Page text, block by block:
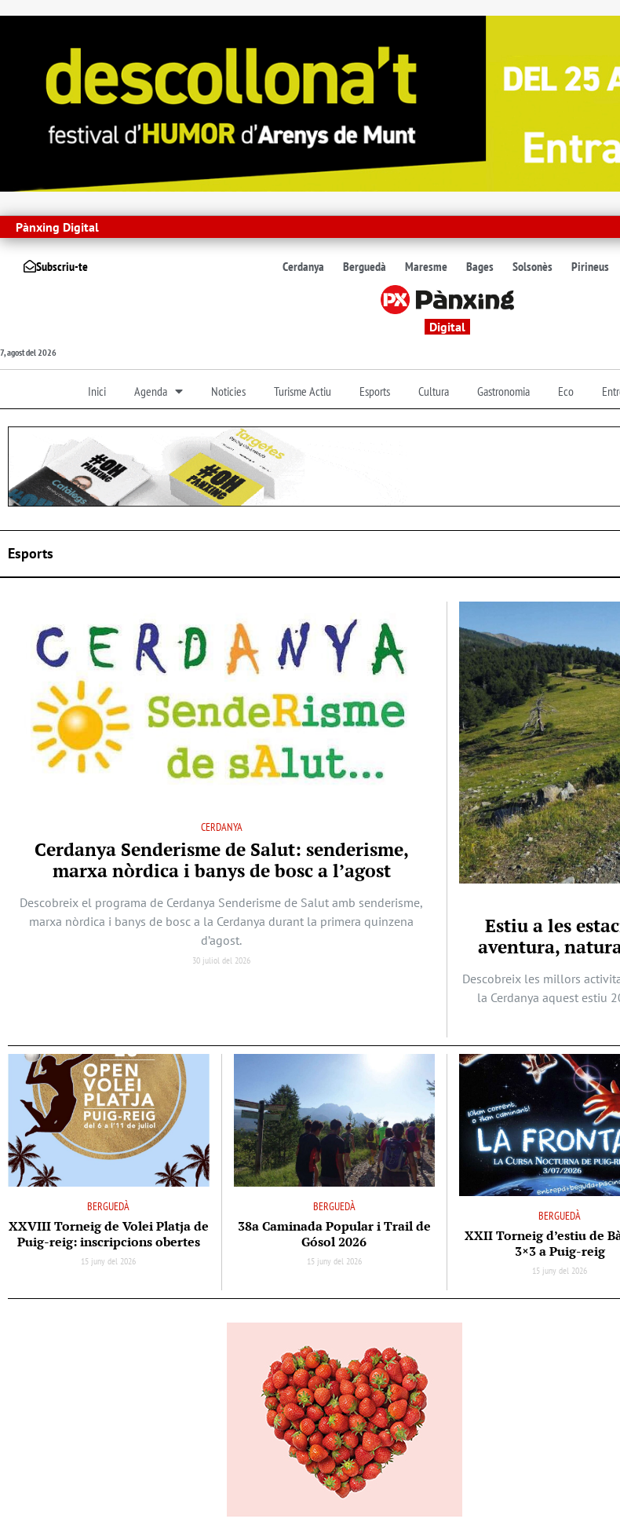
Pànxing Digital
Subscriu-te Cerdanya Berguedà Maresme Bages Solsonès Pirineus
Digital
7, agost del 2026
Inici Agenda Noticies Turisme Actiu Esports Cultura Gastronomia Eco
Esports
CERDANYA
Cerdanya Senderisme de Salut: senderisme,
marxa nòrdica i banys de bosc a l’agost
Descobreix el programa de Cerdanya Senderisme de Salut amb senderisme,
marxa nòrdica i banys de bosc a la Cerdanya durant la primera quinzena
d’agost.
30 juliol del 2026
Estiu a les
aventura,
Descobreix les millors
la Cerdanya aquest estiu
BERGUEDÀ
XXVIII Torneig de Volei Platja de
Puig-reig: inscripcions obertes
15 juny del 2026
BERGUEDÀ
38a Caminada Popular i Trail de
Gósol 2026
15 juny del 2026
BERGUEDÀ
XXII Torneig d’estiu de
3×3 a Puig-reig
15 juny del 2026